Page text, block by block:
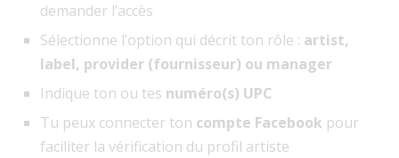
demander l’accès
Sélectionne l’option qui décrit ton rôle : artist,
label, provider (fournisseur) ou manager
Indique ton ou tes numéro(s) UPC
Tu peux connecter ton compte Facebook pour
faciliter la vérification du profil artiste